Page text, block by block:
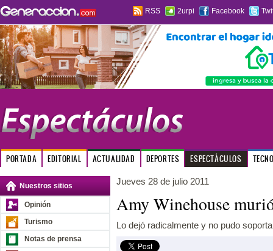
RSS 2urpi Facebook
PORTADA EDITORIAL ACTUALIDAD DEPORTES ESPECTÁCULOS
Nuestros sitios
Opinión
Turismo
Notas de prensa
Jueves 28 de julio 2011
Amy Winehouse
Lo dejó radicalmente y no pudo